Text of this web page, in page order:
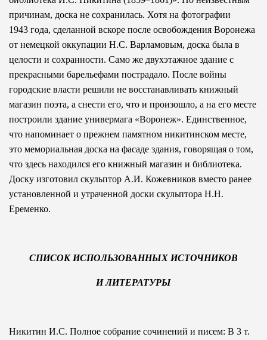
причинам, доска не сохранилась. Хотя на фотографии
1943 года, сделанной вскоре после освобождения Воронежа
от немецкой оккупации Н.С. Варламовым, доска была в
целости и сохранности. Само же двухэтажное здание с
прекрасными барельефами пострадало. После войны
городские власти решили не восстанавливать книжный
магазин поэта, а снести его, что и произошло, а на его месте
построили здание универмага «Воронеж». Единственное,
что напоминает о прежнем памятном никитинском месте,
это мемориальная доска на фасаде здания, говорящая о том,
что здесь находился его книжный магазин и библиотека.
Доску изготовил скульптор А.И. Кожевников вместо ранее
установленной и утраченной доски скульптора Н.Н.
Еременко.
СПИСОК ИСПОЛЬЗОВАННЫХ ИСТОЧНИКОВ
И ЛИТЕРАТУРЫ
Никитин И.С. Полное собрание сочинений и писем: В 3 т.